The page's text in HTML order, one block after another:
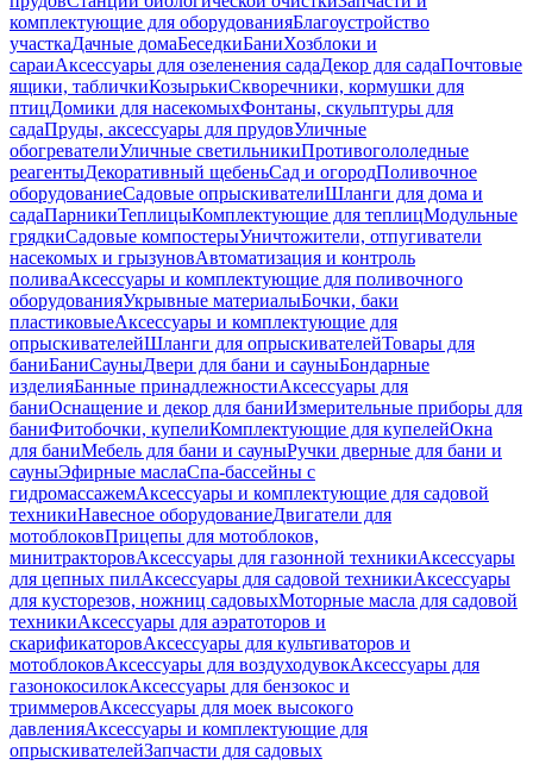
комплектующие для оборудованияБлагоустройство
участкаДачные домаБеседкиБаниХозблоки и
сараиАксессуары для озеленения садаДекор для садаПочтовые
ящики, табличкиКозырькиСкворечники, кормушки для
птицДомики для насекомыхФонтаны, скульптуры для
садаПруды, аксессуары для прудовУличные
обогревателиУличные светильникиПротивогололедные
реагентыДекоративный щебеньСад и огородПоливочное
оборудованиеСадовые опрыскивателиШланги для дома и
садаПарникиТеплицыКомплектующие для теплицМодульные
грядкиСадовые компостерыУничтожители, отпугиватели
насекомых и грызуновАвтоматизация и контроль
поливаАксессуары и комплектующие для поливочного
оборудованияУкрывные материалыБочки, баки
пластиковыеАксессуары и комплектующие для
опрыскивателейШланги для опрыскивателейТовары для
баниБаниСауныДвери для бани и сауныБондарные
изделияБанные принадлежностиАксессуары для
баниОснащение и декор для баниИзмерительные приборы для
баниФитобочки, купелиКомплектующие для купелейОкна
для баниМебель для бани и сауныРучки дверные для бани и
сауныЭфирные маслаСпа-бассейны с
гидромассажемАксессуары и комплектующие для садовой
техникиНавесное оборудованиеДвигатели для
мотоблоковПрицепы для мотоблоков,
минитракторовАксессуары для газонной техникиАксессуары
для цепных пилАксессуары для садовой техникиАксессуары
для кусторезов, ножниц садовыхМоторные масла для садовой
техникиАксессуары для аэратоторов и
скарификаторовАксессуары для культиваторов и
мотоблоковАксессуары для воздуходувокАксессуары для
газонокосилокАксессуары для бензокос и
триммеровАксессуары для моек высокого
давленияАксессуары и комплектующие для
опрыскивателейЗапчасти для садовых